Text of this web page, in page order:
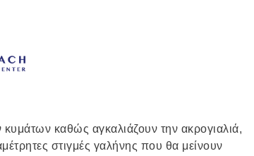
καθώς αγκαλιάζουν την ακρογιαλιά,
στιγμές γαλήνης που θα μείνουν